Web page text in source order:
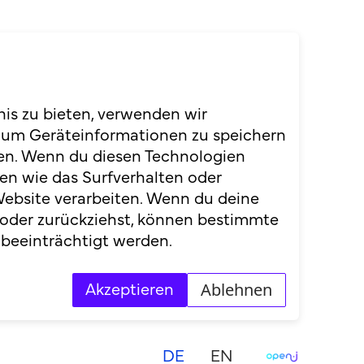
Master in Ökonomie und
und begleitet
Kundenfokus.
DE EN
zu bieten, verwenden wir
Geräteinformationen zu speichern
Wenn du diesen Technologien
wie das Surfverhalten oder
verarbeiten. Wenn du deine
zurückziehst, können bestimmte
werden.
Ablehnen
Akzeptieren